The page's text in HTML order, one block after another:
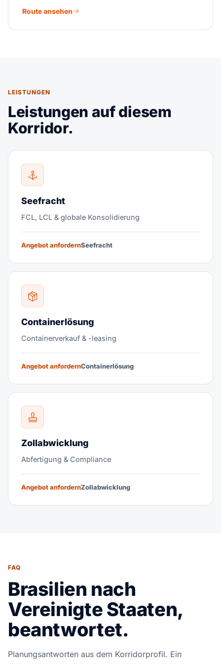
Route ansehen
LEISTUNGEN
Leistungen auf diesem
Korridor.
Seefracht
FCL, LCL & globale Konsolidierung
Angebot anfordernSeefracht
Containerlösung
Containerverkauf & -leasing
Angebot anfordernContainerlösung
Zollabwicklung
Abfertigung & Compliance
Angebot anfordernZollabwicklung
FAQ
Brasilien nach
Vereinigte Staaten,
beantwortet.
Planungsantworten aus dem Korridorprofil. Ein